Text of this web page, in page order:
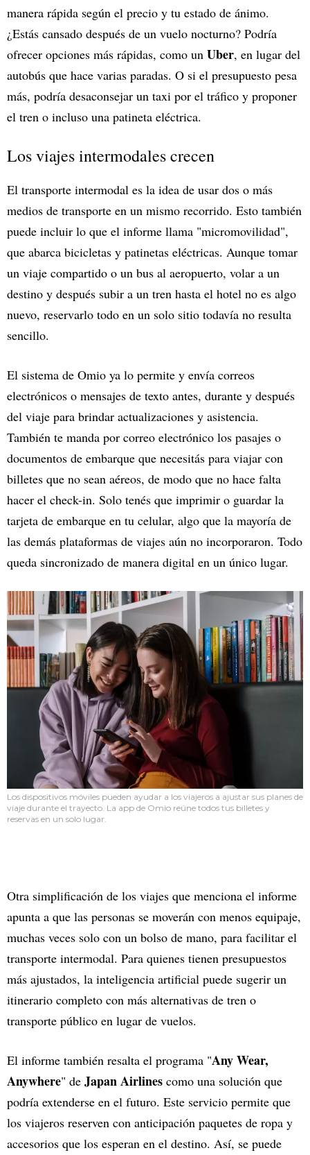
manera rápida según el precio y tu estado de ánimo.
¿Estás cansado después de un vuelo nocturno? Podría
ofrecer opciones más rápidas, como un Uber, en lugar del
autobús que hace varias paradas. O si el presupuesto pesa
más, podría desaconsejar un taxi por el tráfico y proponer
el tren o incluso una patineta eléctrica.
Los viajes intermodales crecen
El transporte intermodal es la idea de usar dos o más
medios de transporte en un mismo recorrido. Esto también
puede incluir lo que el informe llama "micromovilidad",
que abarca bicicletas y patinetas eléctricas. Aunque tomar
un viaje compartido o un bus al aeropuerto, volar a un
destino y después subir a un tren hasta el hotel no es algo
nuevo, reservarlo todo en un solo sitio todavía no resulta
sencillo.
El sistema de Omio ya lo permite y envía correos
electrónicos o mensajes de texto antes, durante y después
del viaje para brindar actualizaciones y asistencia.
También te manda por correo electrónico los pasajes o
documentos de embarque que necesitás para viajar con
billetes que no sean aéreos, de modo que no hace falta
hacer el check-in. Solo tenés que imprimir o guardar la
tarjeta de embarque en tu celular, algo que la mayoría de
las demás plataformas de viajes aún no incorporaron. Todo
queda sincronizado de manera digital en un único lugar.
Los dispositivos móviles pueden ayudar a los viajeros a ajustar sus planes de
viaje durante el trayecto. La app de Omio reúne todos tus billetes y
reservas en un solo lugar.
Otra simplificación de los viajes que menciona el informe
apunta a que las personas se moverán con menos equipaje,
muchas veces solo con un bolso de mano, para facilitar el
transporte intermodal. Para quienes tienen presupuestos
más ajustados, la inteligencia artificial puede sugerir un
itinerario completo con más alternativas de tren o
transporte público en lugar de vuelos.
El informe también resalta el programa "Any Wear,
Anywhere" de Japan Airlines como una solución que
podría extenderse en el futuro. Este servicio permite que
los viajeros reserven con anticipación paquetes de ropa y
accesorios que los esperan en el destino. Así, se puede